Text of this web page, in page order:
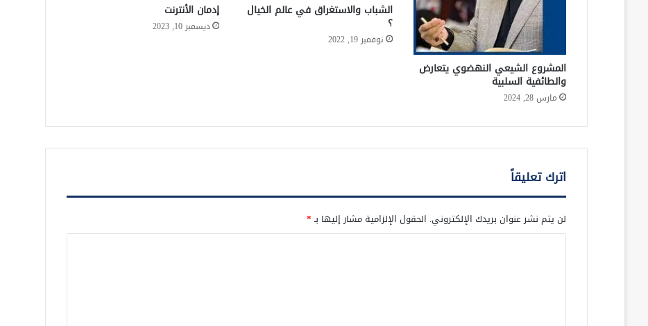
المشروع الشيعي النهضوي يتعارض
والطائفية السلبية
مارس 28, 2024
الشباب والاستغراق في عالم الخيال
؟
نوفمبر 19, 2022
إدمان الأنترنت
ديسمبر 10, 2023
اترك تعليقاً
لن يتم نشر عنوان بريدك الإلكتروني. الحقول الإلزامية مشار إليها بـ*